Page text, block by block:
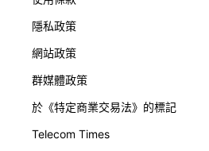
隱私政策
網站政策
群媒體政策
於《特定商業交易法》的標記
Telecom Times